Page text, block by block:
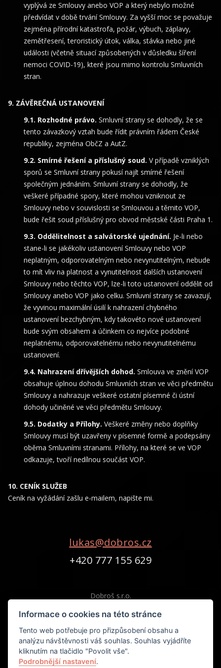
vyplývá ze Smlouvy anebo VOP a který nebylo možné
předvídat v době trvání Smlouvy. Za vyšší moc se považuje
zejména přírodní katastrofa, požár, výbuch, záplavy,
zemětřesení, teroristický útok, válka, stávka nebo jiné
události (včetně situací způsobených v důsledku šíření
nemoci COVID-19), které jsou mimo kontrolu Smluvních
stran.
ZÁVĚREČNÁ USTANOVENÍ
Rozhodné právo. Smluvní strany se dohodly, že se
tento závazkový vztah bude řídit právním řádem České
republiky, zejména ObčZ a AutZ.
Smírné řešení a příslušný soud. V případě vzniklých
sporů se Smluvní strany pokusí najít smírné řešení
společným jednáním. Smluvní strany se dohodly, že
veškeré případné spory, které mohou vzniknout ze
Smlouvy nebo v souvislosti se Smlouvou a těmito VOP,
bude řešit soud příslušný pro obvod městské části Praha 1.
Oddělitelnost a salvátorské ujednání. Je-li nebo
stane-li se jakékoliv ustanovení Smlouvy nebo VOP
neplatným, odporovatelným nebo nevynutitelným, nebude
to mít vliv na platnost a vynutitelnost dalších ustanovení
Smlouvy nebo těchto VOP, lze-li toto ustanovení oddělit od
Smlouvy anebo VOP jako celku. Smluvní strany se zavazují,
že vyvinou maximální úsilí k nahrazení chybného
ustanovení bezchybným, kdy takovéto nové ustanovení
bude svým obsahem a účinkem co nejvíce podobné
neplatnému, odporovatelnému nebo nevynutitelnému
ustanovení.
Nahrazení dřívějších dohod. Smlouva ve znění VOP
obsahuje úplnou dohodu Smluvních stran ve věci předmětu
Smlouvy a nahrazuje veškeré ostatní písemné či ústní
dohody učiněné ve věci předmětu Smlouvy.
Dodatky a Přílohy. Veškeré změny nebo doplňky
Smlouvy musí být uzavřeny v písemné formě a podepsány
oběma Smluvními stranami. Přílohy, na které se ve VOP
odkazuje, tvoří nedílnou součást VOP.
CENÍK SLUŽEB
Ceník na vyžádání zašlu e-mailem, napište mi.
lukas@dobros.cz
+420 777 155 629
Dobroš s.r.o.
120 00, Praha 2 - Vinohrady
IČ05331650
DIČ CZ05331650
Informace o cookies na této stránce
Tento web potřebuje pro přizpůsobení obsahu a
analýzu návštěvnosti váš souhlas. Souhlas vyjádříte
kliknutím na tlačidlo "Povolit vše".
Podrobnější nastavení.